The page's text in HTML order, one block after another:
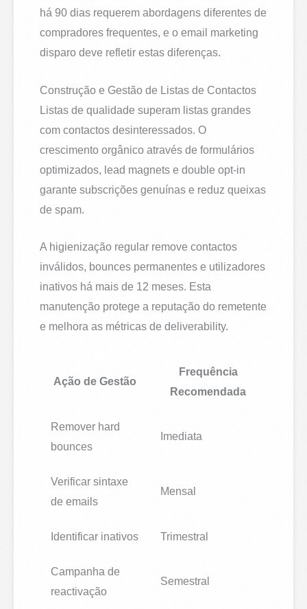
há 90 dias requerem abordagens diferentes de
compradores frequentes, e o email marketing
disparo deve refletir estas diferenças.
Construção e Gestão de Listas de Contactos
Listas de qualidade superam listas grandes
com contactos desinteressados. O
crescimento orgânico através de formulários
optimizados, lead magnets e double opt-in
garante subscrições genuínas e reduz queixas
de spam.
A higienização regular remove contactos
inválidos, bounces permanentes e utilizadores
inativos há mais de 12 meses. Esta
manutenção protege a reputação do remetente
e melhora as métricas de deliverability.
Ação de Gestão
Frequência
Recomendada
Remover hard
bounces
Imediata
Verificar sintaxe
de emails
Mensal
Identificar inativos Trimestral
Campanha de
reactivação
Semestral